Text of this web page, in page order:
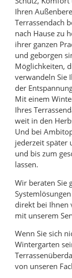
Ihren
Terrassendach
nach Hause zu
ihrer ganzen
und geborgen
Möglichkeiten,
verwandeln Sie
der
Mit einem
Ihres
weit in den
Und bei
jederzeit später
und bis zum
lassen.
Wir beraten Sie
direkt bei Ihnen
mit unserem
Wenn Sie sich
Wintergarten
von unseren